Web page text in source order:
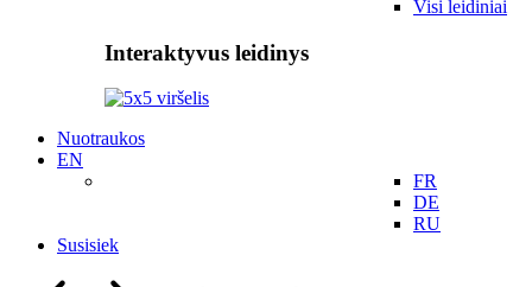
Visi leidiniai
Interaktyvus leidinys
Nuotraukos
EN
FR
DE
RU
Susisiek